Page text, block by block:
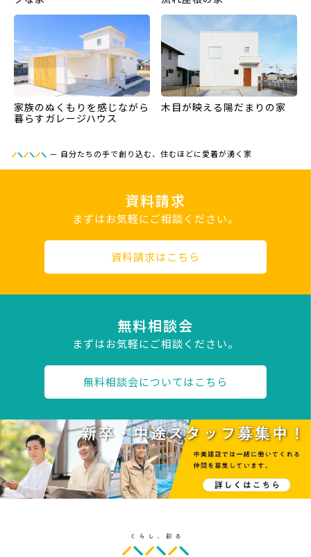
家族のぬくもりを感じながら
暮らすガレージハウス
木目が映える陽だまりの家
— 自分たちの手で創り込む、住むほどに愛着が湧く家
資料請求
まずはお気軽にご相談ください。
資料請求はこちら
無料相談会
まずはお気軽にご相談ください。
無料相談会についてはこちら